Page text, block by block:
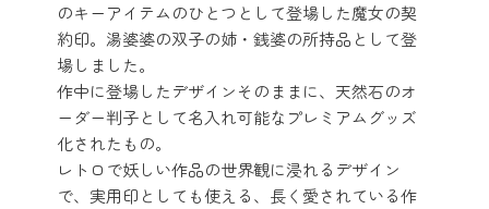
のキーアイテムのひとつとして登場した魔女の契
約印。湯婆婆の双子の姉・銭婆の所持品として登
場しました。
作中に登場したデザインそのままに、天然石のオ
ーダー判子として名入れ可能なプレミアムグッズ
化されたもの。
レトロで妖しい作品の世界観に浸れるデザイン
で、実用印としても使える、長く愛されている作